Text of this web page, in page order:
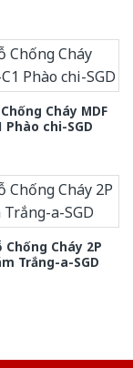
Cháy MDF
Phào chi-SGD
Chống Cháy 2P
Trắng-a-SGD